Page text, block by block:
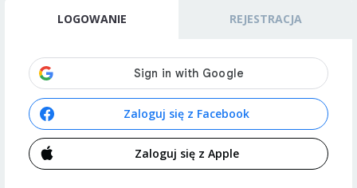
LOGOWANIE REJESTRACJA
Zaloguj się z Facebook
Zaloguj się z Apple